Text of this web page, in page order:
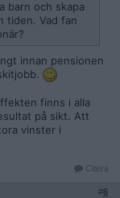
barn och skapa
tiden. Vad fan
innan pensionen
finns i alla
på sikt. Att
vinster i
Citera
#6